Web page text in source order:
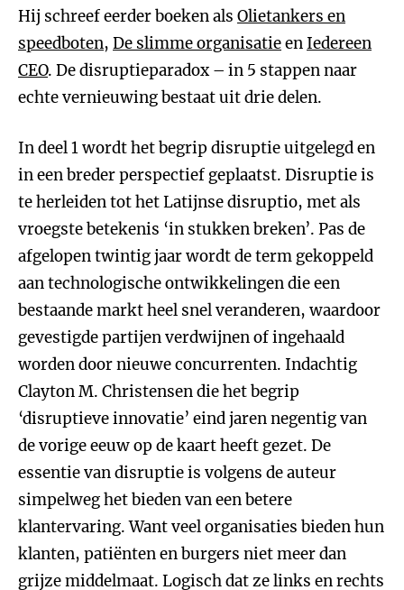
Hij schreef eerder boeken als Olietankers en
speedboten, De slimme organisatieenIedereen
CEO. De disruptieparadox – in 5 stappen naar
echte vernieuwing bestaat uit drie delen.
In deel 1 wordt het begrip disruptie uitgelegd en
in een breder perspectief geplaatst. Disruptie is
te herleiden tot het Latijnse disruptio, met als
vroegste betekenis ‘in stukken breken’. Pas de
afgelopen twintig jaar wordt de term gekoppeld
aan technologische ontwikkelingen die een
bestaande markt heel snel veranderen, waardoor
gevestigde partijen verdwijnen of ingehaald
worden door nieuwe concurrenten. Indachtig
Clayton M. Christensen die het begrip
‘disruptieve innovatie’ eind jaren negentig van
de vorige eeuw op de kaart heeft gezet. De
essentie van disruptie is volgens de auteur
simpelweg het bieden van een betere
klantervaring. Want veel organisaties bieden hun
klanten, patiënten en burgers niet meer dan
grijze middelmaat. Logisch dat ze links en rechts